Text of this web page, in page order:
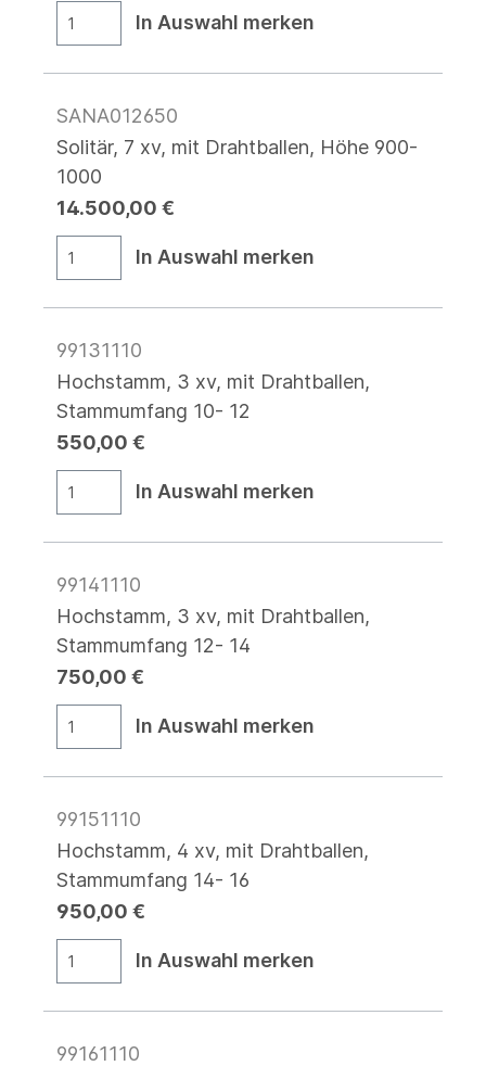
In Auswahl merken
SANA012650
Solitär, 7 xv, mit Drahtballen, Höhe 900-
1000
14.500,00 €
In Auswahl merken
99131110
Hochstamm, 3 xv, mit Drahtballen,
Stammumfang 10- 12
550,00 €
In Auswahl merken
99141110
Hochstamm, 3 xv, mit Drahtballen,
Stammumfang 12- 14
750,00 €
In Auswahl merken
99151110
Hochstamm, 4 xv, mit Drahtballen,
Stammumfang 14- 16
950,00 €
In Auswahl merken
99161110